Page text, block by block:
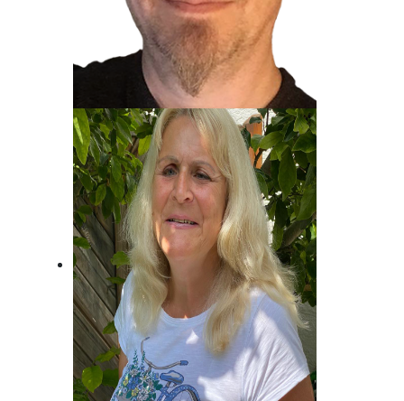
Jost Alpe
Unser Mann für die Charts!